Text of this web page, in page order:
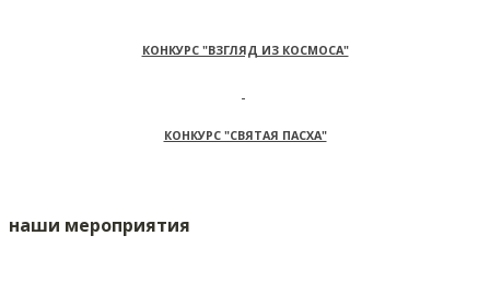
КОНКУРС "ВЗГЛЯД ИЗ КОСМОСА"
КОНКУРС "СВЯТАЯ ПАСХА"
наши мероприятия